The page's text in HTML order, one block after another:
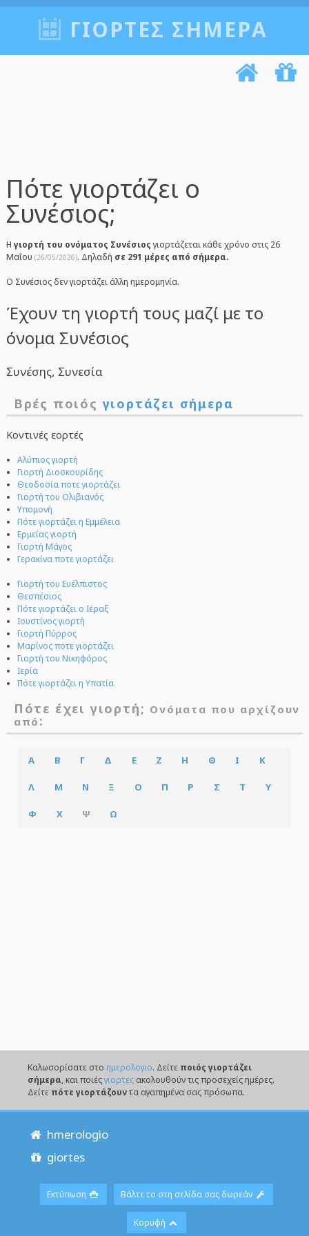
ΓΙΟΡΤΈΣ ΣΉΜΕΡΑ
Πότε γιορτάζει ο
Συνέσιος;
Η γιορτή του ονόματος Συνέσιοςγιορτάζεται κάθε χρόνο στις 26
Μαΐου (26/05/2026). Δηλαδή σε 291 μέρες από σήμερα.
Ο Συνέσιος δεν γιορτάζει άλλη ημερομηνία.
Έχουν τη γιορτή τους μαζί με το
όνομα Συνέσιος
Συνέσης, Συνεσία
Βρές ποιόςγιορτάζει σήμερα
Κοντινές εορτές
Αλύπιος γιορτή
Γιορτή Διοσκουρίδης
Θεοδοσία ποτε γιορτάζει
Γιορτή του Ολιβιανός
Υπομονή
Πότε γιορτάζει η Εμμέλεια
Ερμείας γιορτή
Γιορτή Μάγος
Γερακίνα ποτε γιορτάζει
Γιορτή του Ευέλπιστος
Θεσπέσιος
Πότε γιορτάζει ο Ιέραξ
Ιουστίνος γιορτή
Γιορτή Πύρρος
Μαρίνος ποτε γιορτάζει
Γιορτή του Νικηφόρος
Ιερία
Πότε γιορτάζει η Υπατία
Πότε έχει γιορτή; Ονόματα που αρχίζουν
από :
Α Β Γ Δ Ε Ζ Η Θ Ι Κ
Λ Μ Ν Ξ Ο Π Ρ Σ Τ Υ
Φ Χ Ψ Ω
Καλωσορίσατε στο ημερολογιο. Δείτε ποιός γιορτάζει
σήμερα, και ποιέςγιορτεςακολουθούν τις προσεχείς ημέρες.
Δείτε πότε γιορτάζουντα αγαπημένα σας πρόσωπα.
hmerologio
giortes
Εκτύπωση Βάλτε το στη σελίδα σας δωρεάν
Κορυφή